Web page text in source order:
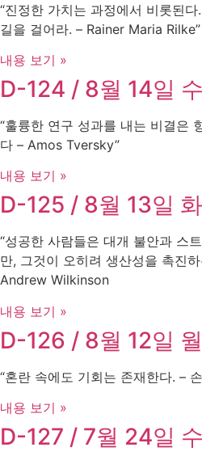
“진정한 가치는 과정에서 비롯된
길을 걸어라. – Rainer Maria Rilke”
내용 보기 »
D-124 / 8월 14일
“훌륭한 연구 성과를 내는 비결은
다 – Amos Tversky”
내용 보기 »
D-125 / 8월 13일
“성공한 사람들은 대개 불안과 스
만, 그것이 오히려 생산성을 촉진
Andrew Wilkinson
내용 보기 »
D-126 / 8월 12일
“혼란 속에도 기회는 존재한다. –
내용 보기 »
D-127 / 7월 24일